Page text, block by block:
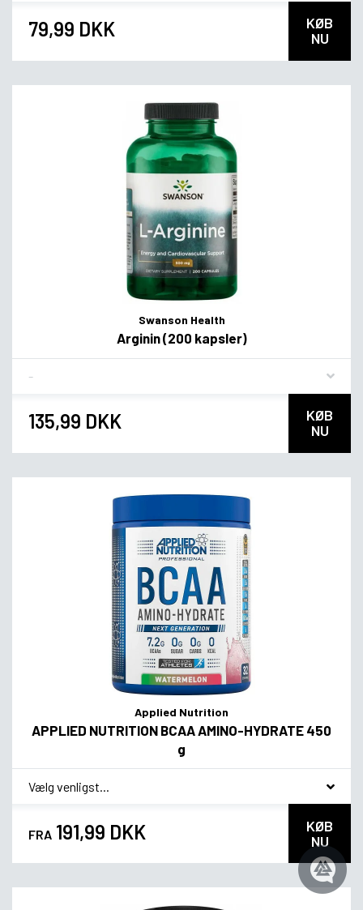
79,99 DKK
KØB
NU
Swanson Health
Arginin (200 kapsler)
135,99 DKK
KØB
NU
Applied Nutrition
APPLIED NUTRITION BCAA AMINO-HYDRATE 450
g
* Smagsvariant
FRA 191,99 DKK
KØB
NU